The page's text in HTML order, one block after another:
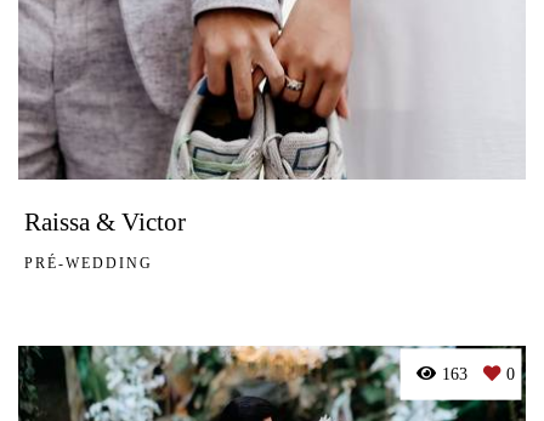
Raissa & Victor
PRÉ-WEDDING
163 0